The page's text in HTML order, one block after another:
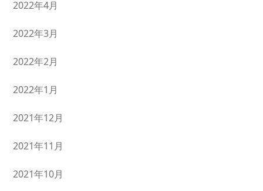
2022年4月
2022年3月
2022年2月
2022年1月
2021年12月
2021年11月
2021年10月